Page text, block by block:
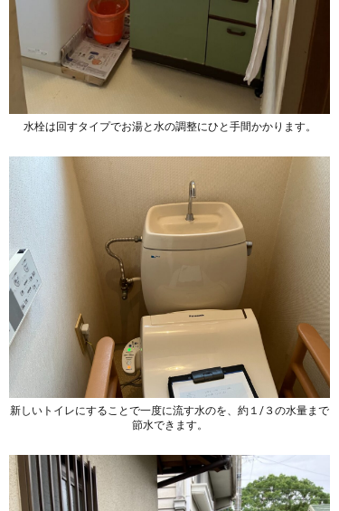
水栓は回すタイプでお湯と水の調整にひと手間かかります。
新しいトイレにすることで一度に流す水のを、約１/３の水量まで
節水できます。